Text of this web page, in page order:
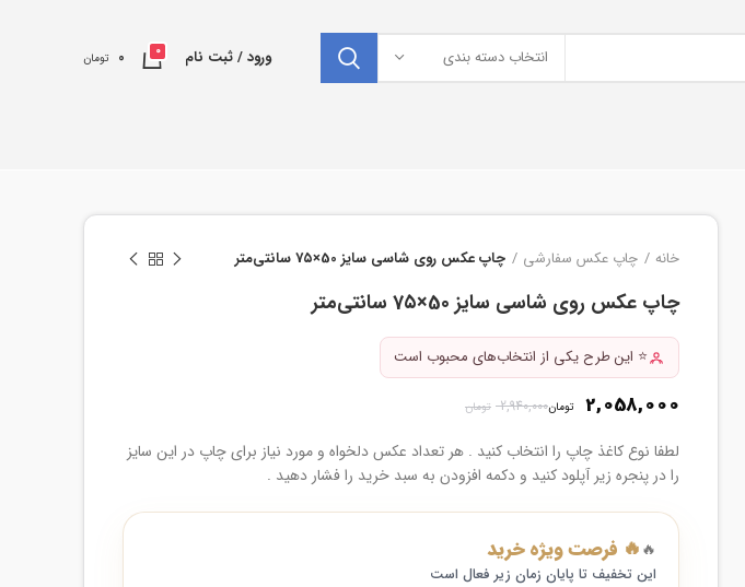
انتخاب دسته بندی ورود / ثبت نام 0
0 تومان
خانه چاپ عکس سفارشی چاپ عکس روی شاسی سایز 50×7۵ سانتی‌متر
چاپ عکس روی شاسی سایز 50×7۵ سانتی‌متر
⭐ این طرح یکی از انتخاب‌های محبوب است
2,940,000 تومان 2,058,000 تومان
لطفا نوع کاغذ چاپ را انتخاب کنید . هر تعداد عکس دلخواه و مورد نیاز برای چاپ در این سایز
را در پنجره زیر آپلود کنید و دکمه افزودن به سبد خرید را فشار دهید .
🔥🔥 فرصت ویژه خرید
این تخفیف تا پایان زمان زیر فعال است